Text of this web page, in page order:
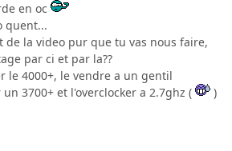
en oc
quent...
de la video pur que tu vas nous faire,
par ci et par la??
le 4000+, le vendre a un gentil
3700+ et l'overclocker a 2.7ghz (
)